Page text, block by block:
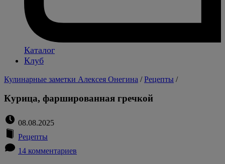
Каталог
Клуб
Кулинарные заметки Алексея Онегина /Рецепты /
Курица, фаршированная гречкой
08.08.2025
Рецепты
14 комментариев